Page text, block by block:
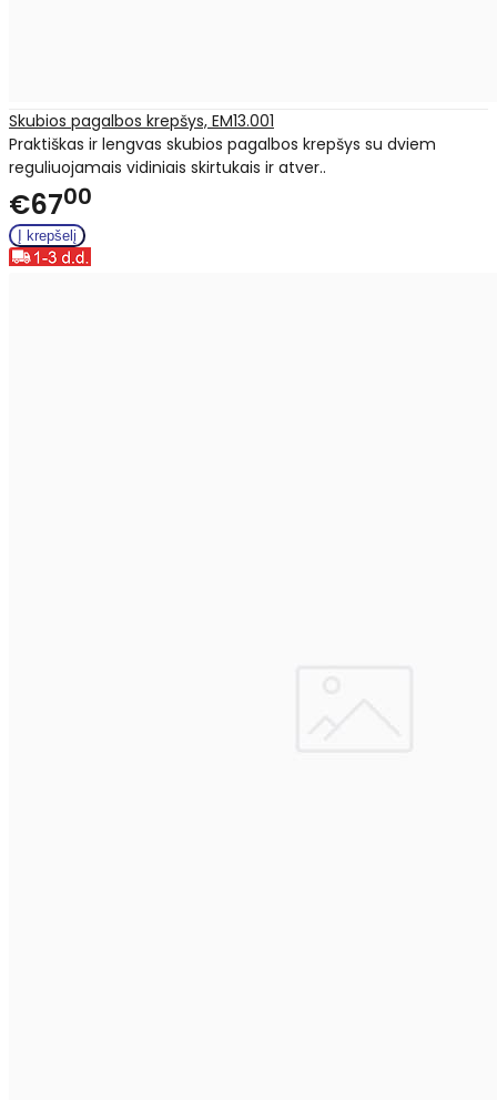
Skubios pagalbos krepšys, EM13.001
Praktiškas ir lengvas skubios pagalbos krepšys su dviem
reguliuojamais vidiniais skirtukais ir atver..
€6700